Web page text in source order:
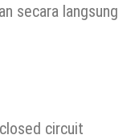
secara langsung
circuit